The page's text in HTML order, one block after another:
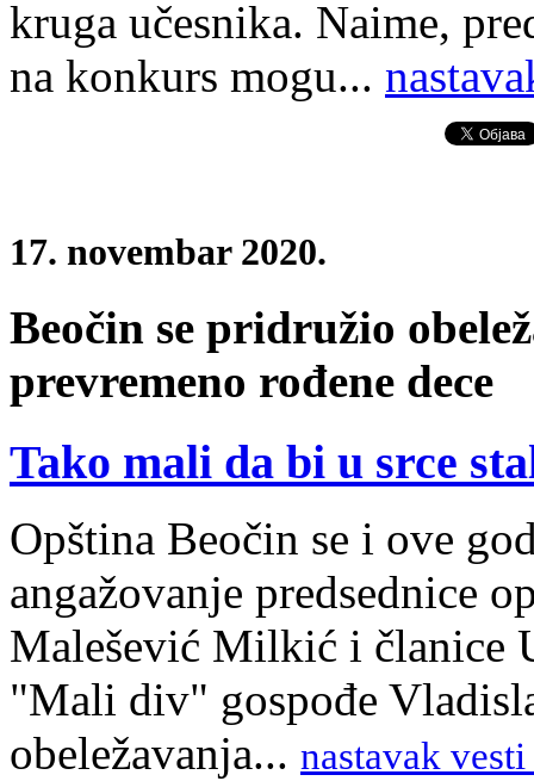
kruga učesnika. Naime,
na konkurs mogu...
17. novembar 2020.
Beočin se pridružio
prevremeno rođene dece
Tako mali da bi u srce
Opština Beočin se i ove
angažovanje predsednice
Malešević Milkić i članice
"Mali div" gospođe
obeležavanja... nastavak